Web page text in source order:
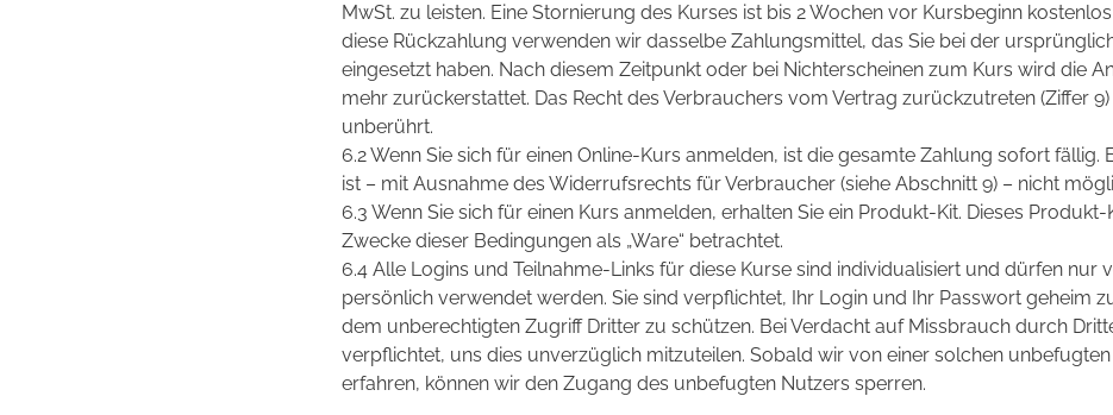
MwSt. zu leisten. Eine Stornierung des Kurses ist bis 2 Wochen vor Kursbeginn
diese Rückzahlung verwenden wir dasselbe Zahlungsmittel, das Sie bei der
eingesetzt haben. Nach diesem Zeitpunkt oder bei Nichterscheinen zum Kurs wird die
mehr zurückerstattet. Das Recht des Verbrauchers vom Vertrag zurückzutreten (Ziffer
unberührt.
6.2 Wenn Sie sich für einen Online-Kurs anmelden, ist die gesamte Zahlung sofort fällig.
ist – mit Ausnahme des Widerrufsrechts für Verbraucher (siehe Abschnitt 9) – nicht
6.3 Wenn Sie sich für einen Kurs anmelden, erhalten Sie ein Produkt-Kit. Dieses
Zwecke dieser Bedingungen als „Ware“ betrachtet.
6.4 Alle Logins und Teilnahme-Links für diese Kurse sind individualisiert und dürfen nur
persönlich verwendet werden. Sie sind verpflichtet, Ihr Login und Ihr Passwort geheim
dem unberechtigten Zugriff Dritter zu schützen. Bei Verdacht auf Missbrauch durch
verpflichtet, uns dies unverzüglich mitzuteilen. Sobald wir von einer solchen
erfahren, können wir den Zugang des unbefugten Nutzers sperren.